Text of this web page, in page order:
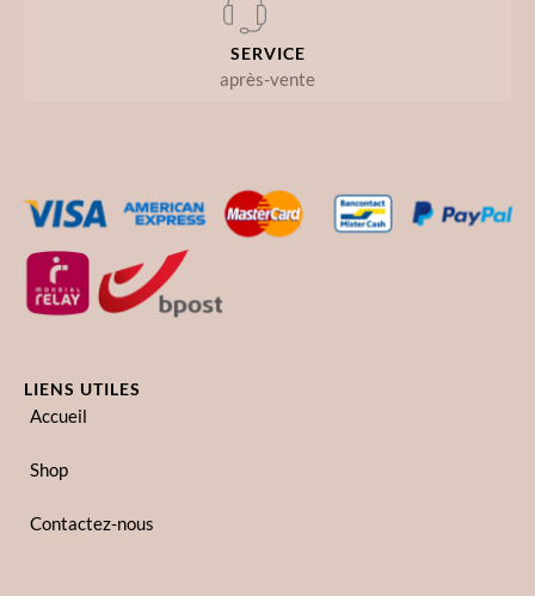
SERVICE
après-vente
LIENS UTILES
Accueil
Shop
Contactez-nous